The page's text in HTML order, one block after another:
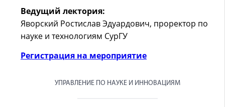
Ведущий лектория:
Яворский Ростислав Эдуардович, проректор по
науке и технологиям СурГУ
Регистрация на мероприятие
УПРАВЛЕНИЕ ПО НАУКЕ И ИННОВАЦИЯМ